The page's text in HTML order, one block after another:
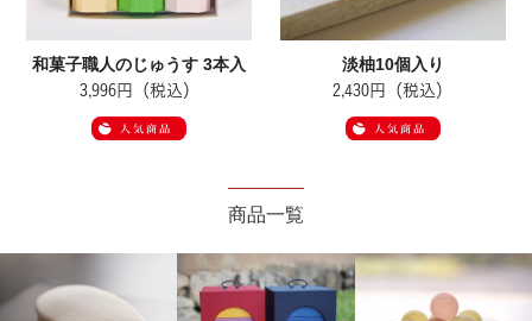
和菓子職人のじゅうす 3本入
3,996円（税込）
淡柚10個入り
2,430円（税込）
商品一覧